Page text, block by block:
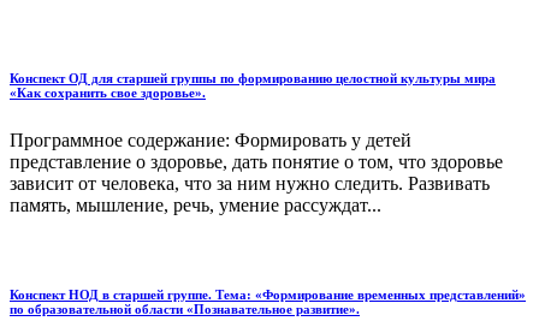
Конспект ОД для старшей группы по формированию целостной культуры мира
«Как сохранить свое здоровье».
Программное содержание: Формировать у детей
представление о здоровье, дать понятие о том, что здоровье
зависит от человека, что за ним нужно следить. Развивать
память, мышление, речь, умение рассуждат...
Конспект НОД в старшей группе. Тема: «Формирование временных представлений»
по образовательной области «Познавательное развитие».